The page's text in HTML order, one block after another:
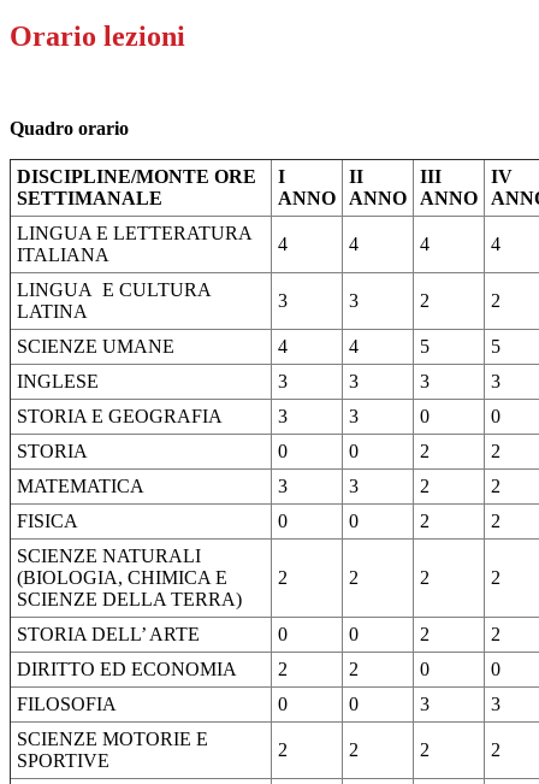
Orario lezioni
Quadro orario
DISCIPLINE/MONTE ORE
SETTIMANALE
I
ANNO
II
ANNO
III
ANNO
IV
LINGUA E LETTERATURA
ITALIANA
4 4 4 4
LINGUA E CULTURA
LATINA
3 3 2 2
SCIENZE UMANE 4 4 5
5
INGLESE
3 3 3
3
STORIA E GEOGRAFIA
3 3 0
0
STORIA
0 0 2
2
MATEMATICA
3 3 2
2
FISICA
0 0 2
2
SCIENZE NATURALI
(BIOLOGIA, CHIMICA E
SCIENZE DELLA TERRA)
2 2 2 2
STORIA DELL’ ARTE 0 0 2
2
DIRITTO ED ECONOMIA
2 2 0
0
FILOSOFIA
0 0 3
3
SCIENZE MOTORIE E
SPORTIVE
2 2 2 2